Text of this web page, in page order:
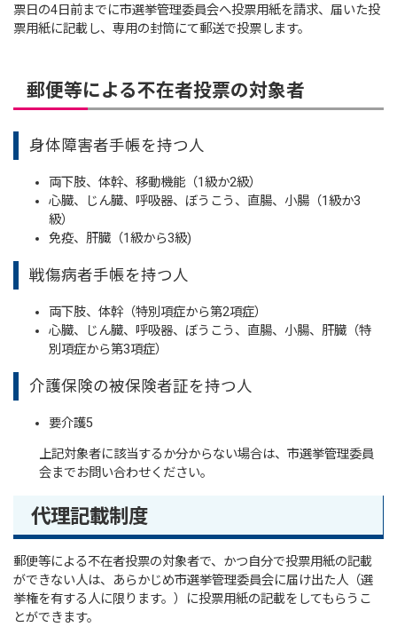
票日の4日前までに市選挙管理委員会へ投票用紙を請求、届いた投
票用紙に記載し、専用の封筒にて郵送で投票します。
郵便等による不在者投票の対象者
身体障害者手帳を持つ人
両下肢、体幹、移動機能（1級か2級）
心臓、じん臓、呼吸器、ぼうこう、直腸、小腸（1級か3
級）
免疫、肝臓（1級から3級)
戦傷病者手帳を持つ人
両下肢、体幹（特別項症から第2項症）
心臓、じん臓、呼吸器、ぼうこう、直腸、小腸、肝臓（特
別項症から第3項症）
介護保険の被保険者証を持つ人
要介護5
上記対象者に該当するか分からない場合は、市選挙管理委員
会までお問い合わせください。
代理記載制度
郵便等による不在者投票の対象者で、かつ自分で投票用紙の記載
ができない人は、あらかじめ市選挙管理委員会に届け出た人（選
挙権を有する人に限ります。）に投票用紙の記載をしてもらうこ
とができます。